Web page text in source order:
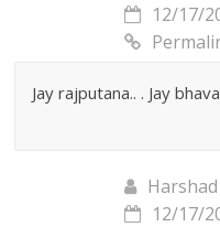
12/17/
Jay rajputana.. . Jay
12/17/